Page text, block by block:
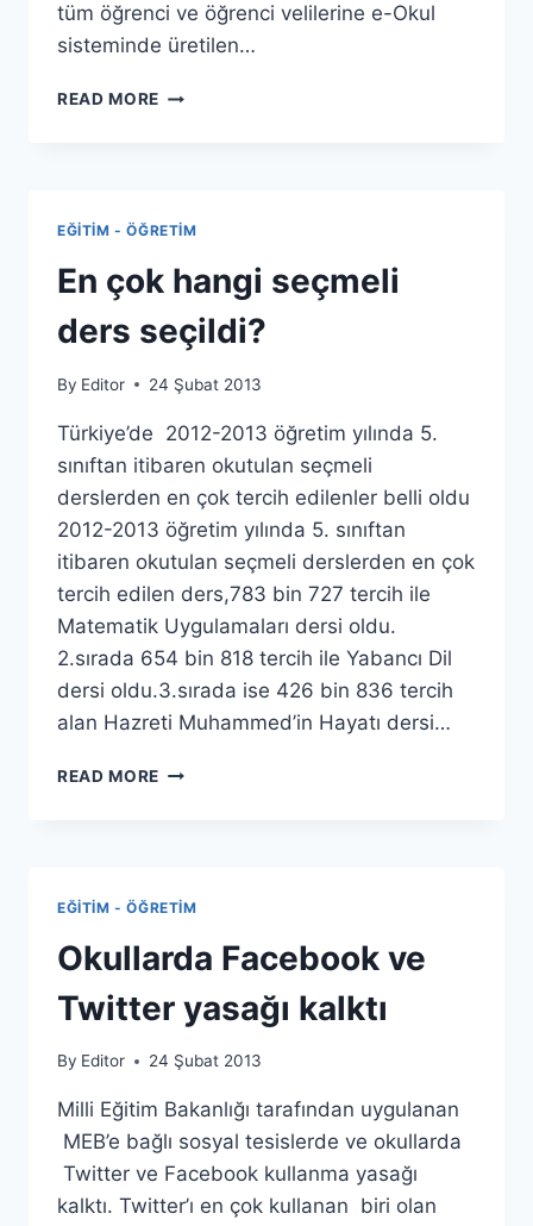
tüm öğrenci ve öğrenci velilerine e-Okul
sisteminde üretilen…
READ MORE MILLI
SERVISI
EĞITIM - ÖĞRETIM
En çok hangi seçmeli
ders seçildi?
By Editor 24 Şubat 2013
Türkiye’de 2012-2013 öğretim yılında 5.
sınıftan itibaren okutulan seçmeli
derslerden en çok tercih edilenler belli oldu
2012-2013 öğretim yılında 5. sınıftan
itibaren okutulan seçmeli derslerden en çok
tercih edilen ders,783 bin 727 tercih ile
Matematik Uygulamaları dersi oldu.
2.sırada 654 bin 818 tercih ile Yabancı Dil
dersi oldu.3.sırada ise 426 bin 836 tercih
alan Hazreti Muhammed’in Hayatı dersi…
READ MORE EN
SEÇILDI?
EĞITIM - ÖĞRETIM
Okullarda Facebook ve
Twitter yasağı kalktı
By Editor 24 Şubat 2013
Milli Eğitim Bakanlığı tarafından uygulanan
MEB’e bağlı sosyal tesislerde ve okullarda
Twitter ve Facebook kullanma yasağı
kalktı. Twitter’ı en çok kullanan biri olan